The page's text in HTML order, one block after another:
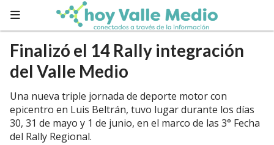
Finalizó el 14 Rally integración
del Valle Medio
Una nueva triple jornada de deporte motor con
epicentro en Luis Beltrán, tuvo lugar durante los días
30, 31 de mayo y 1 de junio, en el marco de las 3° Fecha
del Rally Regional.